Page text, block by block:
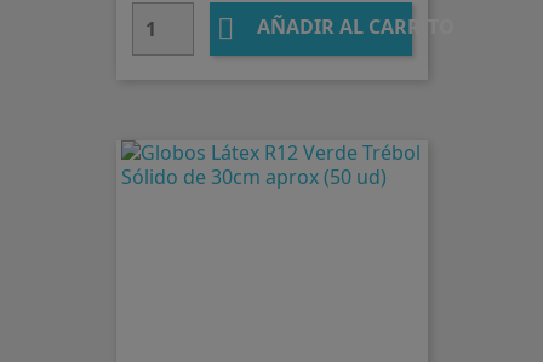
 AÑADIR AL CARRITO